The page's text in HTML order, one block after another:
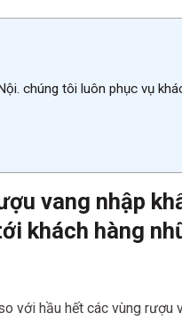
chúng tôi luôn phục vụ
vang nhập
khách hàng
hầu hết các vùng rượu